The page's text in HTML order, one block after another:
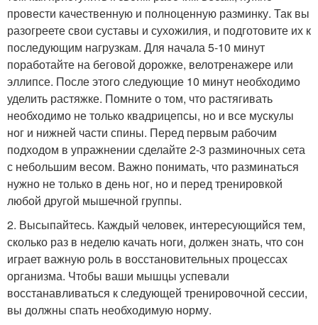
провести качественную и полноценную разминку. Так вы
разогреете свои суставы и сухожилия, и подготовите их к
последующим нагрузкам. Для начала 5-10 минут
поработайте на беговой дорожке, велотренажере или
эллипсе. После этого следующие 10 минут необходимо
уделить растяжке. Помните о том, что растягивать
необходимо не только квадрицепсы, но и все мускулы
ног и нижней части спины. Перед первым рабочим
подходом в упражнении сделайте 2-3 разминочных сета
с небольшим весом. Важно понимать, что разминаться
нужно не только в день ног, но и перед тренировкой
любой другой мышечной группы.
2. Высыпайтесь. Каждый человек, интересующийся тем,
сколько раз в неделю качать ноги, должен знать, что сон
играет важную роль в восстановительных процессах
организма. Чтобы ваши мышцы успевали
восстанавливаться к следующей тренировочной сессии,
вы должны спать необходимую норму.